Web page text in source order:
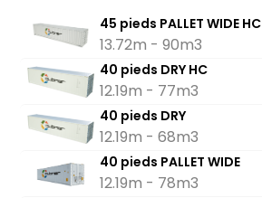
45 pieds PALLET WIDE HC
13.72m - 90m3
40 pieds DRY HC
12.19m - 77m3
40 pieds DRY
12.19m - 68m3
40 pieds PALLET WIDE
12.19m - 78m3